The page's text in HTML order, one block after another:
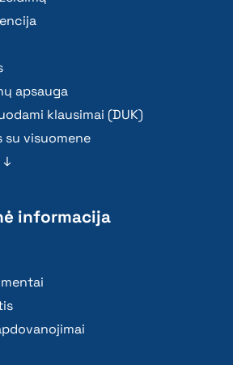
apsauga
klausimai (DUK)
su visuomene
informacija